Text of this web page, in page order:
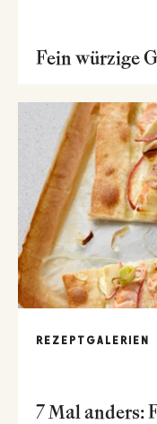
Fein würzige
REZEPTGALERIEN
7 Mal anders: